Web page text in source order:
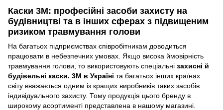
Каски 3М: професійні засоби захисту на
будівництві та в інших сферах з підвищеним
ризиком травмування голови
На багатьох підприємствах співробітникам доводиться
працювати в небезпечних умовах. Якщо висока ймовірність
травмування голови, то використовують спеціальні захисні й
будівельні каски. 3M в Україні та багатьох інших країнах
світу вважається одним із кращих виробників таких засобів
індивідуального захисту. Тому продукція цього бренду в
широкому асортименті представлена в нашому магазині.